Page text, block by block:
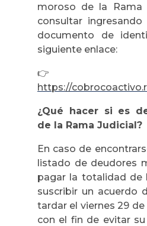
moroso de la Rama
consultar
documento de
siguiente enlace:
👉
https://
¿Qué hacer si es
de la Rama Judicial?
En caso de
listado de deudores
pagar la totalidad de
suscribir un acuerdo
tardar el viernes 29
con el fin de evitar